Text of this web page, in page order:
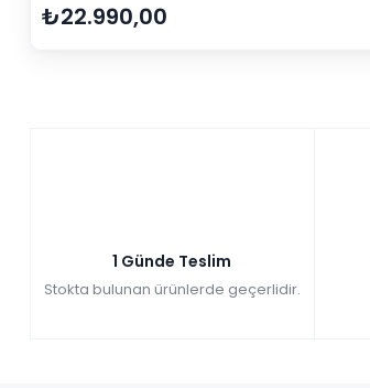
₺22.990,00
1 Günde Teslim
Stokta bulunan ürünlerde geçerlidir.